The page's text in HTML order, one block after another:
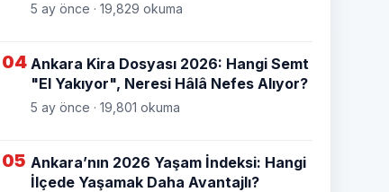
5 ay önce · 19,829 okuma
04 Ankara Kira Dosyası 2026: Hangi Semt
"El Yakıyor", Neresi Hâlâ Nefes Alıyor?
5 ay önce · 19,801 okuma
05 Ankara’nın 2026 Yaşam İndeksi: Hangi
İlçede Yaşamak Daha Avantajlı?